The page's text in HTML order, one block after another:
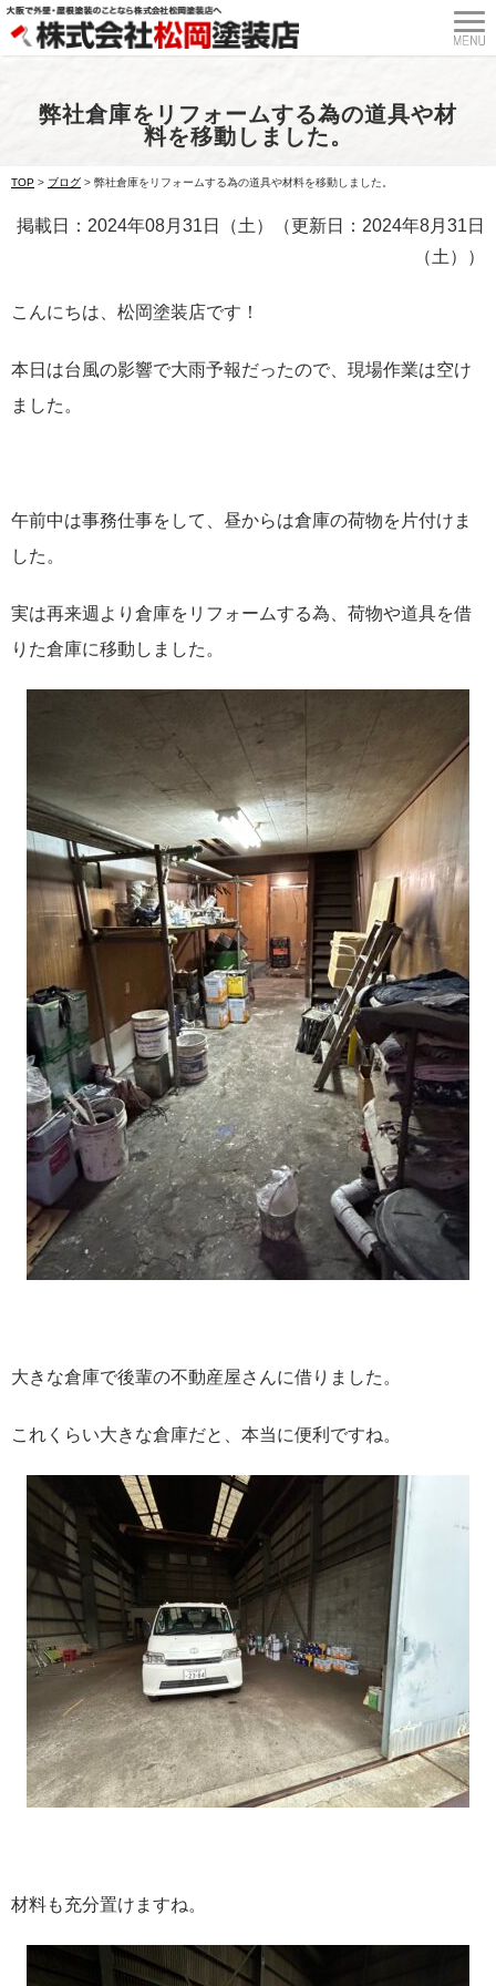
弊社倉庫をリフォームする為の道具や材
料を移動しました。
TOP > ブログ > 弊社倉庫をリフォームする為の道具や材料を移動しました。
掲載日：2024年08月31日（土）（更新日：2024年8月31日
（土））
こんにちは、松岡塗装店です！
本日は台風の影響で大雨予報だったので、現場作業は空け
ました。
午前中は事務仕事をして、昼からは倉庫の荷物を片付けま
した。
実は再来週より倉庫をリフォームする為、荷物や道具を借
りた倉庫に移動しました。
大きな倉庫で後輩の不動産屋さんに借りました。
これくらい大きな倉庫だと、本当に便利ですね。
材料も充分置けますね。